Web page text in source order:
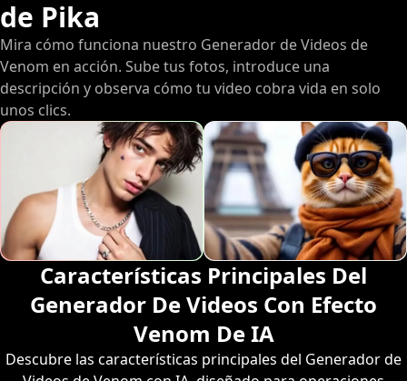
de Pika
Mira cómo funciona nuestro Generador de Videos de
Venom en acción. Sube tus fotos, introduce una
descripción y observa cómo tu video cobra vida en solo
unos clics.
Características Principales Del
Generador De Videos Con Efecto
Venom De IA
Descubre las características principales del Generador de